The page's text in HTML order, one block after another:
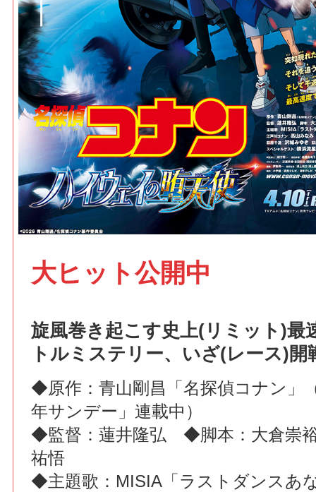
大ヒット公開中
旋風巻き起こす史上(リミット)最
トルミステリー、いざ(レース)
◆原作：青山剛昌「名探偵コナン」
年サンデー」連載中）
◆監督：蓮井隆弘 ◆脚本：大倉崇
祐悟
◆主題歌：MISIA「ラストダンスあ